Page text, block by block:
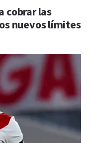
cobrar las
nuevos límites